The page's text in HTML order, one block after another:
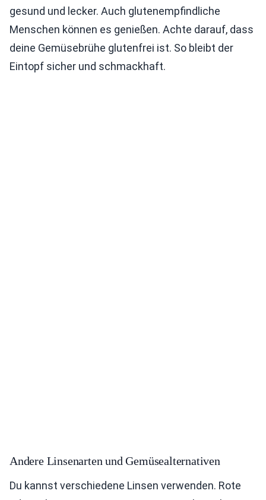
gesund und lecker. Auch glutenempfindliche
Menschen können es genießen. Achte darauf, dass
deine Gemüsebrühe glutenfrei ist. So bleibt der
Eintopf sicher und schmackhaft.
Andere Linsenarten und Gemüsealternativen
Du kannst verschiedene Linsen verwenden. Rote